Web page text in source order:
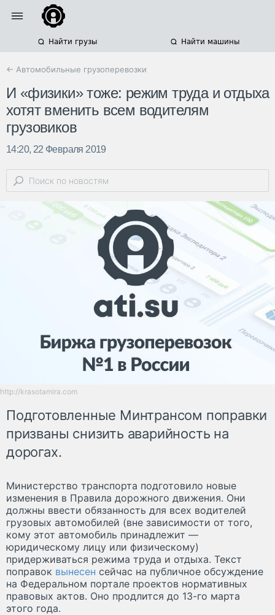
Найти грузы Найти машины
← Автомобильные грузоперевозки
И «физики» тоже: режим труда и отдыха
хотят вменить всем водителям
грузовиков
14:20, 22 Февраля 2019
http://krasotamira.com
Подготовленные Минтрансом поправки
призваны снизить аварийность на
дорогах.
Министерство транспорта подготовило новые
изменения в Правила дорожного движения. Они
должны ввести обязанность для всех водителей
грузовых автомобилей (вне зависимости от того,
кому этот автомобиль принадлежит —
юридическому лицу или физическому)
придерживаться режима труда и отдыха. Текст
поправок вынесен сейчас на публичное обсуждение
на Федеральном портале проектов нормативных
правовых актов. Оно продлится до 13-го марта
этого года.